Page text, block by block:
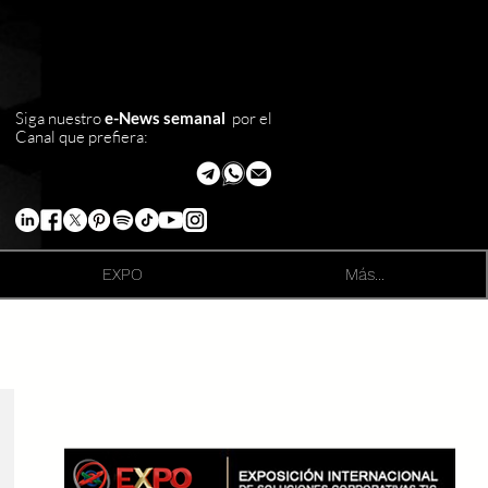
Siga nuestroe-News semanal por el
Canal que prefiera:
EXPO Más...